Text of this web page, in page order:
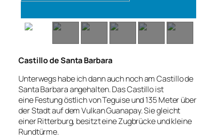
Castillo de Santa Barbara
Unterwegs habe ich dann auch noch am Castillo de
Santa Barbara angehalten. Das Castillo ist
eine Festung östlich von Teguise und 135 Meter über
der Stadt auf dem Vulkan Guanapay. Sie gleicht
einer Ritterburg, besitzt eine Zugbrücke und kleine
Rundtürme.